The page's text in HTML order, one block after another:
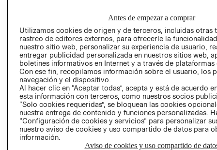
AVISO DE
PRIVACIDAD
GIFT CARD
AVISO DE
Antes de empezar a comprar
Utilizamos cookies de origen y de terceros, incluidas otras
rastreo de editores externos, para ofrecerle la
nuestro sitio web, personalizar su experiencia de usuario,
entregar publicidad personalizada en nuestros sitios web,
boletines informativos en Internet y a través de plataformas
Con ese fin, recopilamos información sobre el usuario, los
navegación y el dispositivo.
Al hacer clic en “Aceptar todas”, acepta y está de acuerdo
esta información con terceros, como nuestros socios
“Solo cookies requeridas”, se bloquean las cookies
nuestra entrega de contenido y funciones personalizadas.
“Configuración de cookies y servicios” para personalizar
nuestro aviso de cookies y uso compartido de datos para
información.
Aviso de cookies y uso compartido de